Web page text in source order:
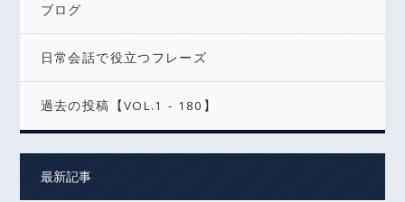
ブログ
日常会話で役立つフレーズ
過去の投稿【VOL.1 - 180】
最新記事